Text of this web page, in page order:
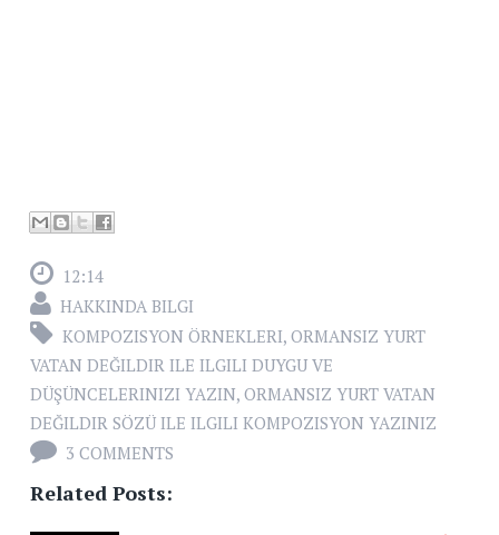
12:14
HAKKINDA BILGI
KOMPOZISYON ÖRNEKLERI, ORMANSIZ YURT
VATAN DEĞILDIR ILE ILGILI DUYGU VE
DÜŞÜNCELERINIZI YAZIN, ORMANSIZ YURT VATAN
DEĞILDIR SÖZÜ ILE ILGILI KOMPOZISYON YAZINIZ
3 COMMENTS
Related Posts: